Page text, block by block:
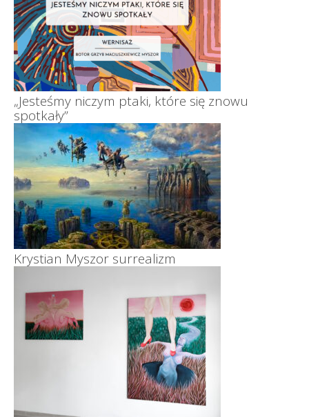
„Jesteśmy niczym ptaki, które się znowu
spotkały”
Krystian Myszor surrealizm